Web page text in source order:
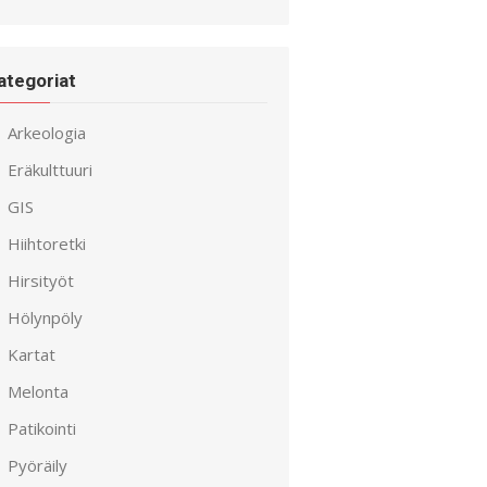
Arkeologia
Eräkulttuuri
GIS
Hiihtoretki
Hirsityöt
Hölynpöly
Kartat
Melonta
Patikointi
Pyöräily